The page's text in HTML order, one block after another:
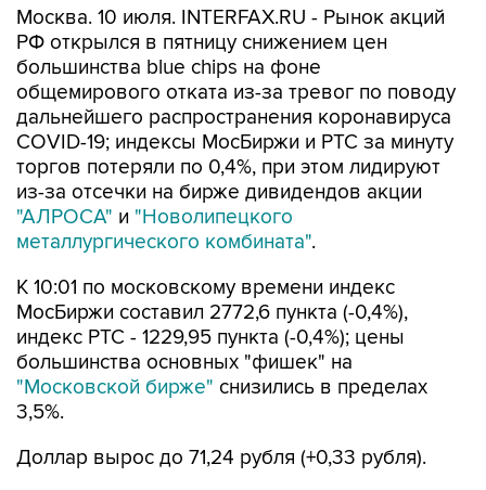
Москва. 10 июля. INTERFAX.RU - Рынок акций
РФ открылся в пятницу снижением цен
большинства blue chips на фоне
общемирового отката из-за тревог по поводу
дальнейшего распространения коронавируса
COVID-19; индексы МосБиржи и РТС за минуту
торгов потеряли по 0,4%, при этом лидируют
из-за отсечки на бирже дивидендов акции
"АЛРОСА" и "Новолипецкого
металлургического комбината".
К 10:01 по московскому времени индекс
МосБиржи составил 2772,6 пункта (-0,4%),
индекс РТС - 1229,95 пункта (-0,4%); цены
большинства основных "фишек" на
"Московской бирже" снизились в пределах
3,5%.
Доллар вырос до 71,24 рубля (+0,33 рубля).